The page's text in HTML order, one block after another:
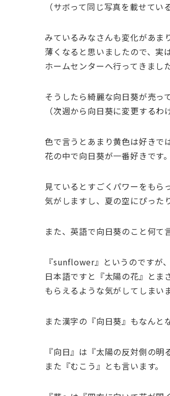
（サボって同じ写真を載せてい
みているみなさんも変化があま
薄くなると思いましたので、実
ホームセンターへ行ってきました
そうしたら綺麗な向日葵が売っ
（次週から向日葵に変更するわ
色で言うとあまり黄色は好きで
花の中で向日葵が一番好きです。
見ているとすごくパワーをもら
気がしますし、夏の空にぴった
また、英語で向日葵のこと何て
『sunflower』というのですが、
日本語ですと『太陽の花』とま
もらえるような気がしてしまいま
また漢字の『向日葵』もなんと
『向日』は『太陽の反対側の明
また『むこう』とも言います。